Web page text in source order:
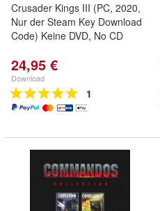
Crusader Kings III (PC, 2020,
Nur der Steam Key Download
Code) Keine DVD, No CD
24,95 €
Download
1